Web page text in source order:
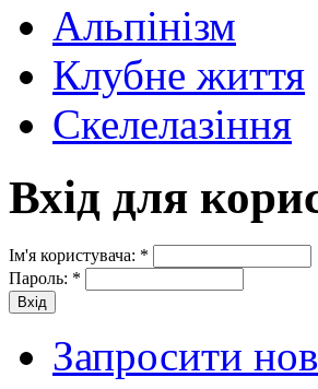
Альпінізм
Клубне життя
Скелелазіння
Вхід для
Ім'я користувача: *
Пароль: *
Запросити